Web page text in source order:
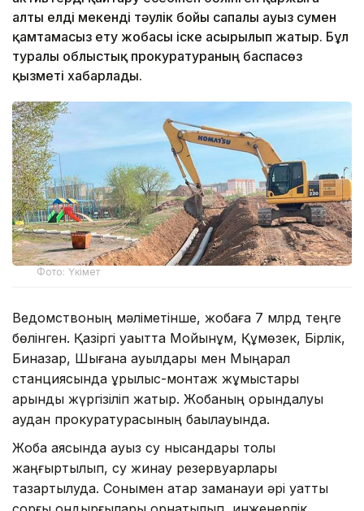
алты елді мекенді тәулік бойы сапалы ауыз сумен
қамтамасыз ету жобасы іске асырылып жатыр. Бұл
туралы облыстық прокуратураның баспасөз
қызметі хабарлады.
Фото: Үкімет
Ведомствоның мәліметінше, жобаға 7 млрд теңге
бөлінген. Қазіргі уақытта Мойынқұм, Құмөзек, Бірлік,
Биназар, Шығанақ ауылдары мен Мыңарал
станциясында құрылыс-монтаж жұмыстары
қарқынды жүргізіліп жатыр. Жобаның орындалуы
аудан прокуратурасының бақылауында.
Жоба аясында ауыз су нысандары толық
жаңғыртылып, су жинау резервуарлары
тазартылуда. Сонымен қатар заманауи әрі қуатты